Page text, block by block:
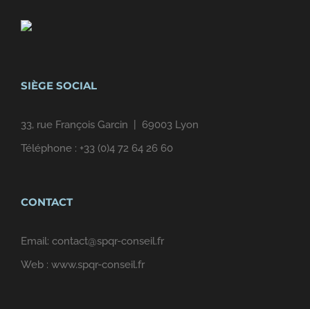
SIÈGE SOCIAL
33, rue François Garcin | 69003 Lyon
Téléphone : +33 (0)4 72 64 26 60
CONTACT
Email: contact@spqr-conseil.fr
Web : www.spqr-conseil.fr